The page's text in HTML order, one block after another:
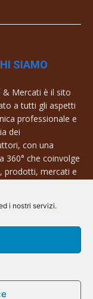
i nostri servizi.
SIAMO
& Mercati è il sito
a tutti gli aspetti
professionale e
dei
con una
360° che coinvolge
prodotti, mercati e